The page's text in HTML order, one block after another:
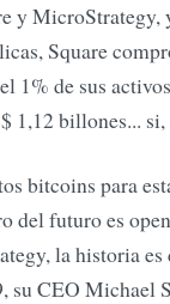
y MicroStrategy,
Square
1% de sus
1,12 billones... si,
bitcoins para
del futuro es
la historia es
su CEO Michael